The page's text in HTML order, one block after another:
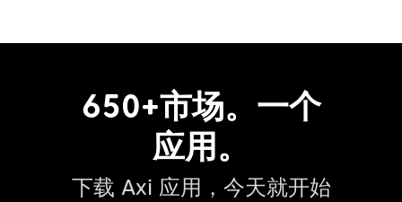
650+市场。一个
应用。
下载 Axi 应用，今天就开始